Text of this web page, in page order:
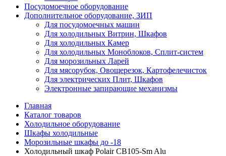
Посудомоечное оборудование
Дополнительное оборудование, ЗИП
Для посудомоечных машин
Для холодильных Витрин, Шкафов
Для холодильных Камер
Для холодильных Моноблоков, Сплит-систем
Для морозильных Ларей
Для мясорубок, Овощерезок, Картофелечисток
Для электрических Плит, Шкафов
Электронные запирающие механизмы
Главная
Каталог товаров
Холодильное оборудование
Шкафы холодильные
Морозильные шкафы до -18
Холодильный шкаф Polair CB105-Sm Alu